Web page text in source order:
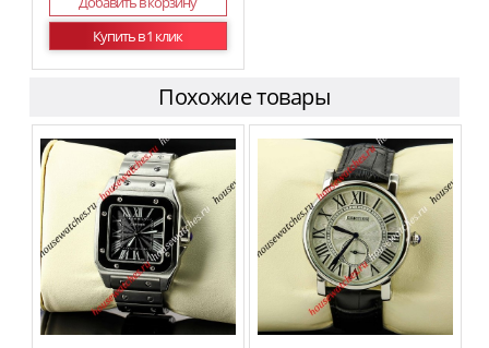
Купить в 1 клик
Похожие товары